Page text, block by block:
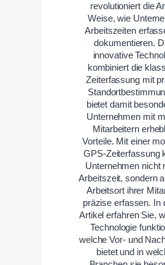
revolutioniert die
Weise, wie
Arbeitszeiten
dokumentieren.
innovative
kombiniert die
Zeiterfassung mit
bietet damit
Unternehmen mit
Mitarbeitern
Vorteile. Mit einer
GPS-Zeiterfassung
Unternehmen nicht
Arbeitszeit, sondern
Arbeitsort ihrer
präzise erfassen. In
Artikel erfahren Sie,
Technologie
welche Vor- und
bietet und in